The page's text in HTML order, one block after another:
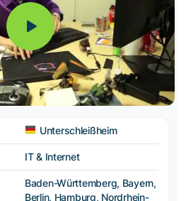
Unterschleißheim
IT & Internet
Baden-Württemberg, Bayern,
Berlin, Hamburg, Nordrhein-